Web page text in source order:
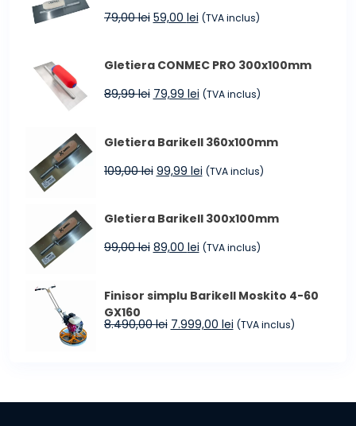
la
79,00lei Prețul
fost:
59,00 leiPrețul
59,00 lei.
(TVA inclus)
Gletiera CONMEC PRO 300x100mm
89,99lei Prețul
fost:
79,99 leiPrețul
79,99 lei.
(TVA inclus)
Gletiera Barikell 360x100mm
109,00lei Prețul
fost:
99,99 leiPrețul
99,99 lei.
(TVA inclus)
Gletiera Barikell 300x100mm
99,00lei Prețul
fost:
89,00 leiPrețul
89,00 lei.
(TVA inclus)
Finisor simplu Barikell Moskito 4-60
GX160
8.490,00lei Prețul
7.999,00 leiPrețul
(TVA inclus)